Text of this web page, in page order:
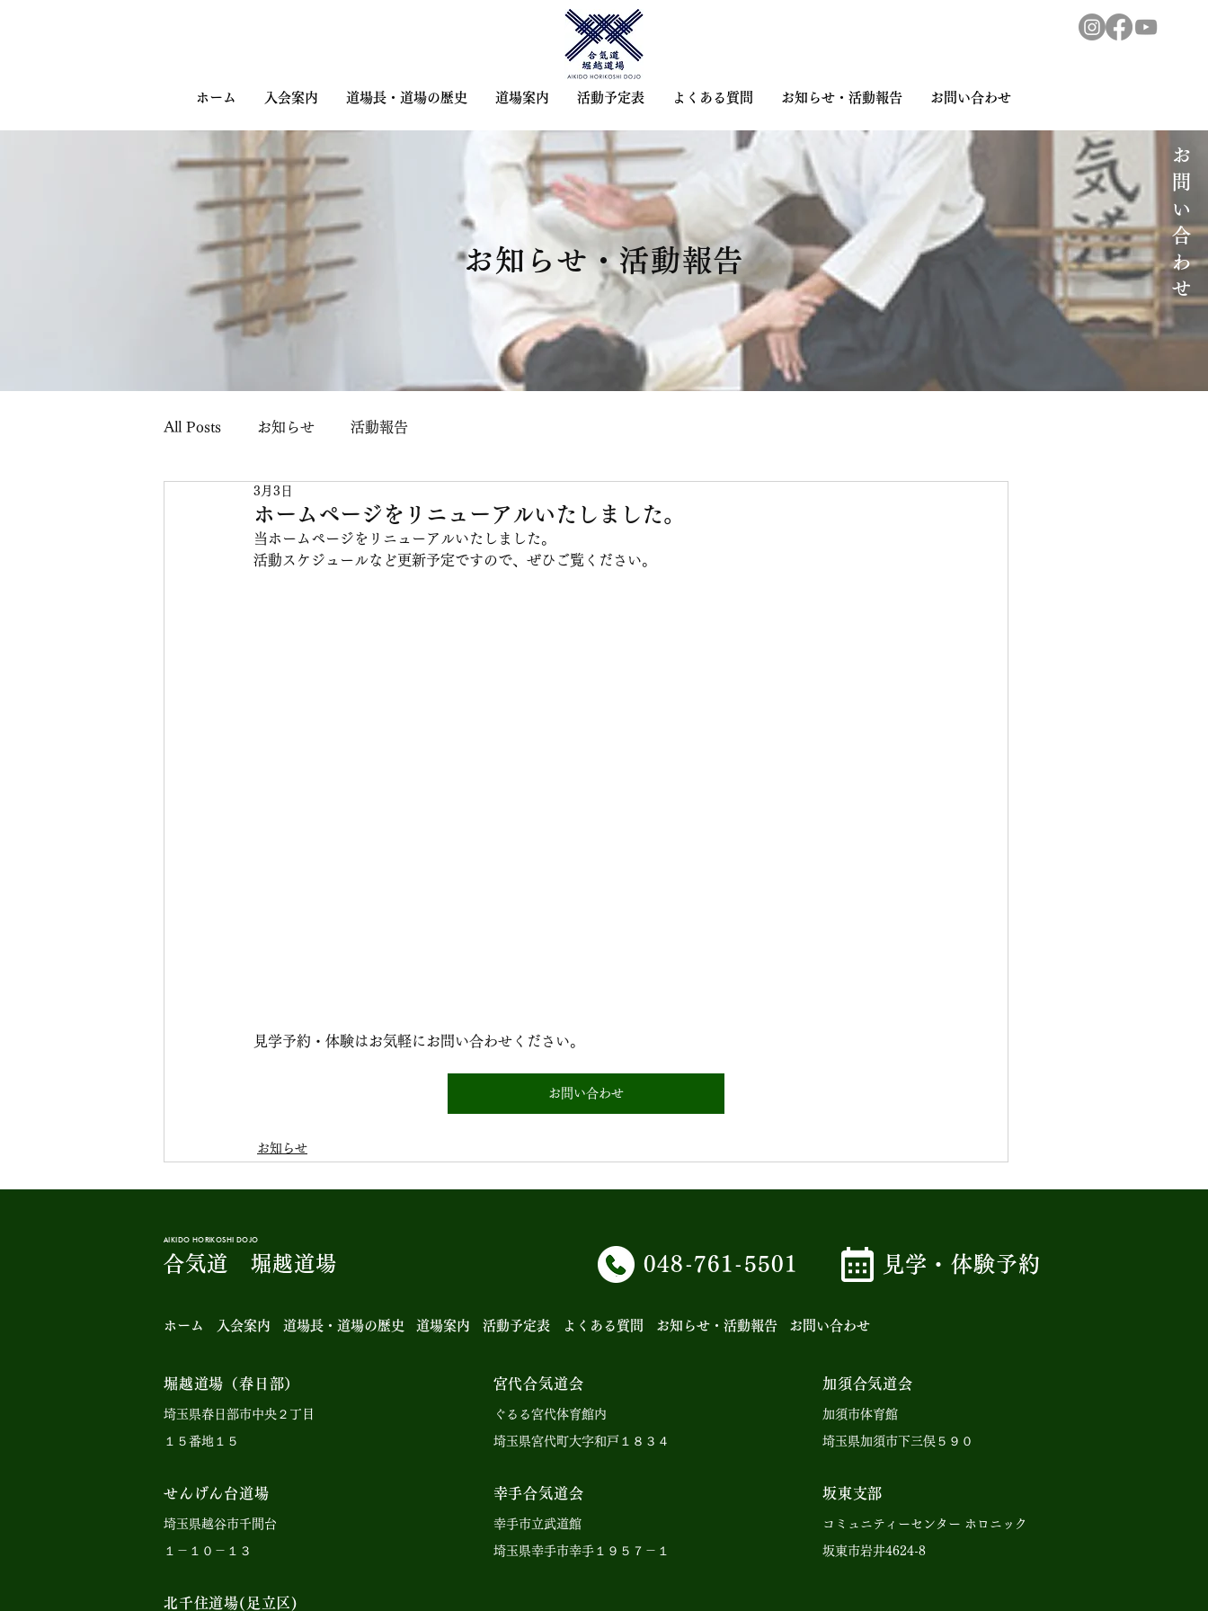
お問い合わせ
ホーム 入会案内 道場長・道場の歴史 道場案内 活動予定表 よくある質問 お知らせ・活動報告 お問い合わせ
お知らせ・活動報告
All Posts お知らせ 活動報告
ホームページをリニューアルいたしました。
3月3日
当ホームページをリニューアルいたしました。
活動スケジュールなど更新予定ですので、ぜひご覧ください。
見学予約・体験はお気軽にお問い合わせください。
お問い合わせ
お知らせ
AIKIDO HORIKOSHI DOJO
合気道 堀越道場 048-761-5501 見学・体験予約
ホーム 入会案内 道場長・道場の歴史 道場案内 活動予定表 よくある質問 お知らせ・活動報告 お問い合わせ
堀越道場（春日部）
埼玉県春日部市中央２丁目
１５番地１５
せんげん台道場
埼玉県越谷市千間台
１－１０－１３
北千住道場(足立区)
宮代合気道会
ぐるる宮代体育館内
埼玉県宮代町大字和戸１８３４
幸手合気道会
幸手市立武道館
埼玉県幸手市幸手１９５７－１
加須合気道会
加須市体育館
埼玉県加須市下三俣５９０
坂東支部
コミュニティーセンター ホロニック
坂東市岩井4624-8